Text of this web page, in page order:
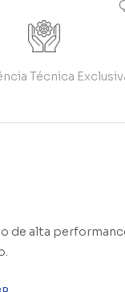
Técnica
de alta